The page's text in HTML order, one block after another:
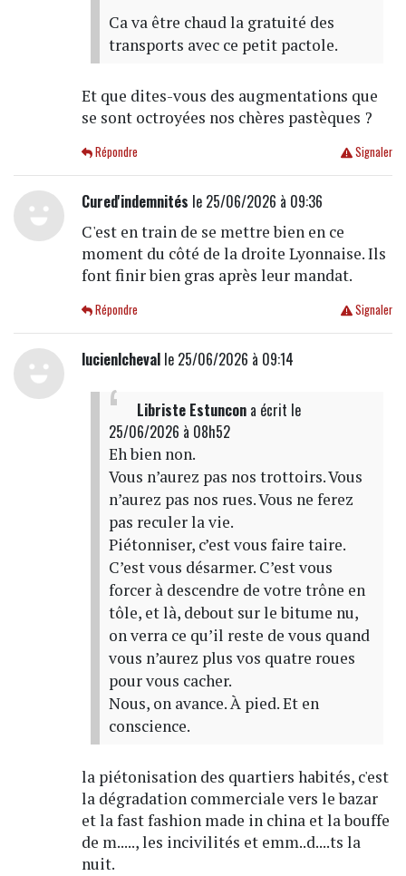
Ca va être chaud la gratuité des
transports avec ce petit pactole.
Et que dites-vous des augmentations que
se sont octroyées nos chères pastèques ?
Signaler
Répondre
Cured'indemnités le 25/06/2026 à 09:36
C'est en train de se mettre bien en ce
moment du côté de la droite Lyonnaise. Ils
font finir bien gras après leur mandat.
Signaler
Répondre
lucienlchevalle 25/06/2026 à 09:14
Libriste Estuncona écrit le
25/06/2026 à 08h52
Eh bien non.
Vous n’aurez pas nos trottoirs. Vous
n’aurez pas nos rues. Vous ne ferez
pas reculer la vie.
Piétonniser, c’est vous faire taire.
C’est vous désarmer. C’est vous
forcer à descendre de votre trône en
tôle, et là, debout sur le bitume nu,
on verra ce qu’il reste de vous quand
vous n’aurez plus vos quatre roues
pour vous cacher.
Nous, on avance. À pied. Et en
conscience.
la piétonisation des quartiers habités, c'est
la dégradation commerciale vers le bazar
et la fast fashion made in china et la bouffe
de m....., les incivilités et emm..d....ts la
nuit.